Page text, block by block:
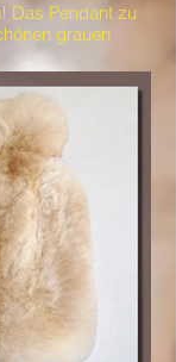
Das Pendant zu
grauen
in einem
gefüttert